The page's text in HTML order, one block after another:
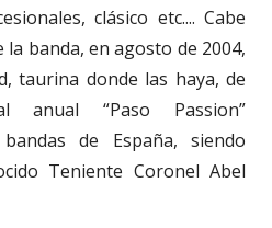
clásico etc.... Cabe
la banda, en agosto de 2004,
taurina donde las haya, de
“Paso Passion”
de España, siendo
Teniente Coronel Abel